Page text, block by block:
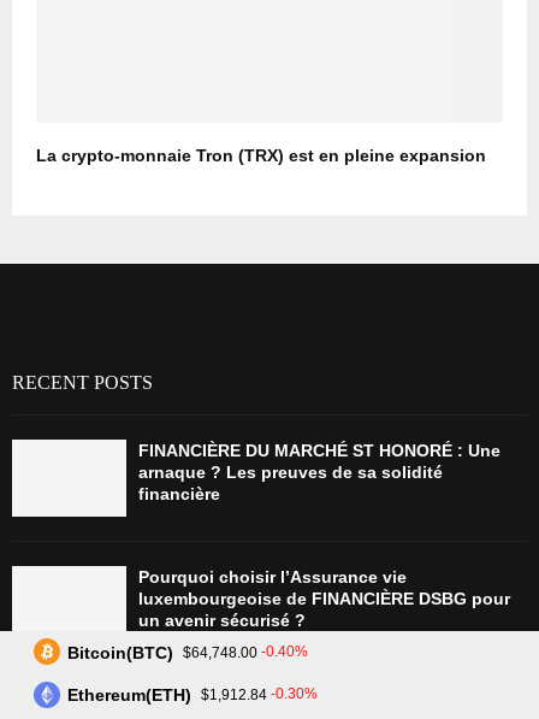
La crypto-monnaie Tron (TRX) est en pleine expansion
RECENT POSTS
FINANCIÈRE DU MARCHÉ ST HONORÉ : Une
arnaque ? Les preuves de sa solidité
financière
Pourquoi choisir l’Assurance vie
luxembourgeoise de FINANCIÈRE DSBG pour
un avenir sécurisé ?
Tradez plus intelligemment avec Assetarion :
Bitcoin(BTC) $64,748.00 -0.40%
Ethereum(ETH) $1,912.84 -0.30%